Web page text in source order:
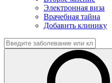
Электронная виза
Врачебная тайна
Добавить клинику